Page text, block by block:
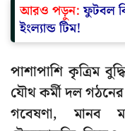
আরও পড়ুন:ফুটবল
ইংল্যান্ড টিম!
পাশাপাশি কৃত্রিম
যৌথ কর্মী দল গঠনের
গবেষণা, মানব